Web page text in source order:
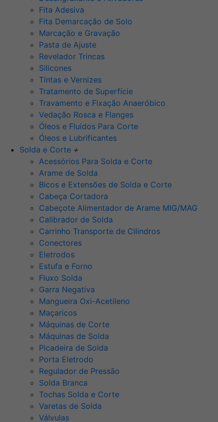
Fita Adesiva
Fita Demarcação de Solo
Marcação e Gravação
Pasta de Ajuste
Revelador Trincas
Silicones
Tintas e Vernizes
Tratamento de Superfície
Travamento e Fixação Anaeróbico
Vedação Rosca e Flanges
Óleos e Fluidos Para Corte
Óleos e Lubrificantes
Solda e Corte +
Acessórios Para Solda e Corte
Arame de Solda
Bicos e Extensões de Solda e Corte
Cabeça Cortadora
Cabeçote Alimentador de Arame MIG/MAG
Calibrador de Solda
Carrinho Transporte de Cilindros
Conectores
Eletrodos
Estufa e Forno
Fluxo Solda
Garra Negativa
Mangueira Oxi-Acetileno
Maçaricos
Máquinas de Corte
Máquinas de Solda
Picadeira de Solda
Porta Eletrodo
Regulador de Pressão
Solda Branca
Tochas Solda e Corte
Varetas de Solda
Válvulas